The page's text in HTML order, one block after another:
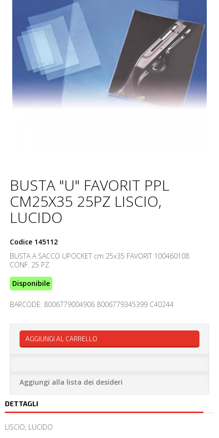
BUSTA "U" FAVORIT PPL
CM25X35 25PZ LISCIO,
LUCIDO
Codice 145112
BUSTA A SACCO UPOCKET cm 25x35 FAVORIT 100460108
CONF. 25 PZ
Disponibile
BARCODE: 8006779004906 8006779345399 C40244
AGGIUNGI AL CARRELLO
Aggiungi alla lista dei desideri
DETTAGLI
LISCIO, LUCIDO